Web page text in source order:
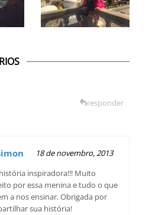
18 de novembro, 2013
inspiradora!!! Muito
por essa menina e tudo o que
a nos ensinar. Obrigada por
sua história!
responder